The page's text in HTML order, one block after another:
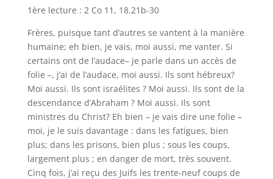
1ère lecture : 2 Co 11, 18.21b-30
Frères, puisque tant d’autres se vantent à la manière
humaine; eh bien, je vais, moi aussi, me vanter. Si
certains ont de l’audace– je parle dans un accès de
folie –, j’ai de l’audace, moi aussi. Ils sont hébreux?
Moi aussi. Ils sont israélites ? Moi aussi. Ils sont de la
descendance d’Abraham ? Moi aussi. Ils sont
ministres du Christ? Eh bien – je vais dire une folie –
moi, je le suis davantage : dans les fatigues, bien
plus; dans les prisons, bien plus ; sous les coups,
largement plus ; en danger de mort, très souvent.
Cinq fois, j’ai reçu des Juifs les trente-neuf coups de